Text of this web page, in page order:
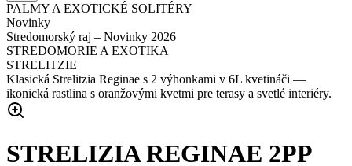
PALMY A EXOTICKÉ SOLITÉRY
Novinky
Stredomorský raj – Novinky 2026
STREDOMORIE A EXOTIKA
STRELITZIE
Klasická Strelitzia Reginae s 2 výhonkami v 6L kvetináči —
ikonická rastlina s oranžovými kvetmi pre terasy a svetlé interiéry.
STRELIZIA REGINAE 2PP